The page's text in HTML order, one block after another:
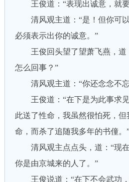
王俊道：“表现出诚意，就要
清风观主道：“是！但你可以
必须表示出你的诚意。”
王俊回头望了望萧飞燕，道
怎么回事？”
清风观主道：“你还念念不忘
王俊道：“在下是为此事求见
此送了性命，我虽然很怕死，
命，而杀了追随我多年的书僮。
清风观主点点头，道：“现在
你是由京城来的人了。”
王俊说道：“在下不会武功，